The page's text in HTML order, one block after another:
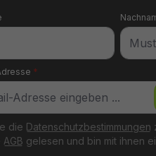
*
die Datenschutzbestimmungen
AGB gelesen und bin mit ihnen